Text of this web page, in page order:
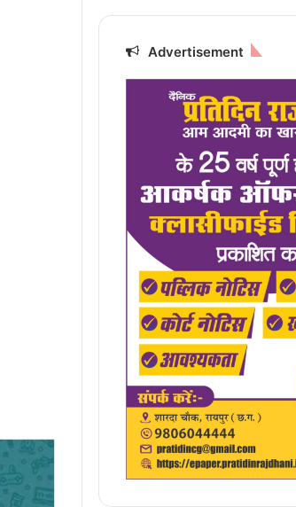
Advertisement